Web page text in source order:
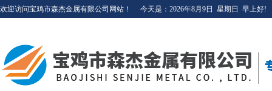
欢迎访问宝鸡市森杰金属有限公司网站！ 今天是： 2026年8月9日 星期日 早上好!